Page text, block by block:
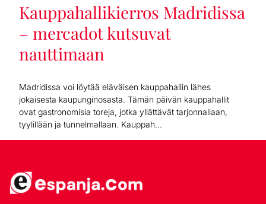
Kauppahallikierros Madridissa
– mercadot kutsuvat
nauttimaan
Madridissa voi löytää eläväisen kauppahallin lähes
jokaisesta kaupunginosasta. Tämän päivän kauppahallit
ovat gastronomisia toreja, jotka yllättävät tarjonnallaan,
tyylillään ja tunnelmallaan. Kauppah...